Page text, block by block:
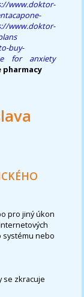
www.doktor-
www.doktor-
buy-
for anxiety
pro jiný úkon
systému nebo
se zkracuje